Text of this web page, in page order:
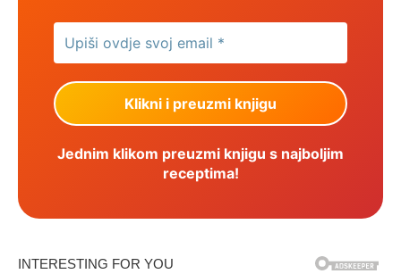
Jednim klikom preuzmi knjigu s najboljim
receptima!